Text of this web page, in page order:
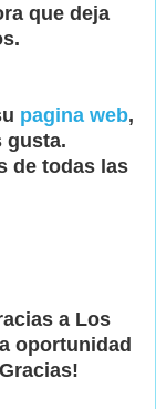
que deja
pagina web,
gusta.
de todas las
a Los
oportunidad